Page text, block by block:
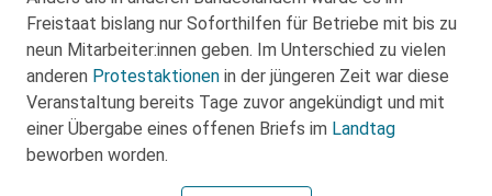
Freistaat bislang nur Soforthilfen für Betriebe mit bis zu
neun Mitarbeiter:innen geben. Im Unterschied zu vielen
anderen Protestaktionen in der jüngeren Zeit war diese
Veranstaltung bereits Tage zuvor angekündigt und mit
einer Übergabe eines offenen Briefs im Landtag
beworben worden.